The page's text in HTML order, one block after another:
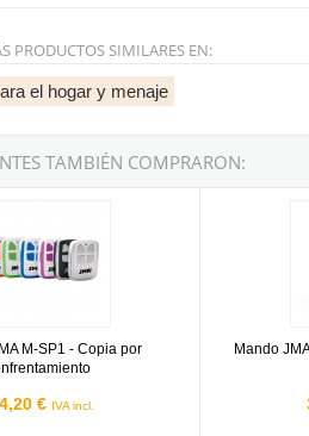
PRODUCTOS SIMILARES EN:
el hogar y menaje
TAMBIÉN COMPRARON:
M-SP1 - Copia por
€ IVA incl.
Mando